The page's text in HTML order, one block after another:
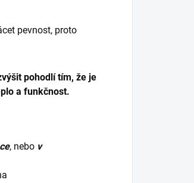
pevnost, proto
pohodlí tím, že je
a funkčnost.
, nebo v